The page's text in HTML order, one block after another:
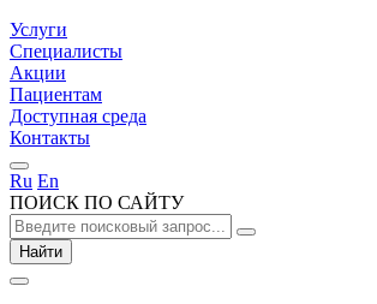
Услуги
Специалисты
Акции
Пациентам
Доступная среда
Контакты
Ru En
ПОИСК ПО САЙТУ
Найти